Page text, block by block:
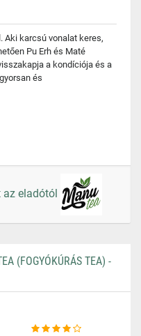
Aki karcsú vonalat keres,
Pu Erh és Maté
a kondíciója és a
és
eladótól
(FOGYÓKÚRÁS TEA) -